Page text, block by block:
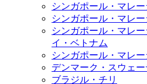
シンガポール・マレー
シンガポール・マレ
シンガポール・マレ
イ・ベトナム
シンガポール・マレ
デンマーク・スウェー
ブラジル・チリ